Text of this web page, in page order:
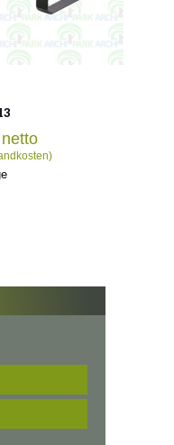
netto